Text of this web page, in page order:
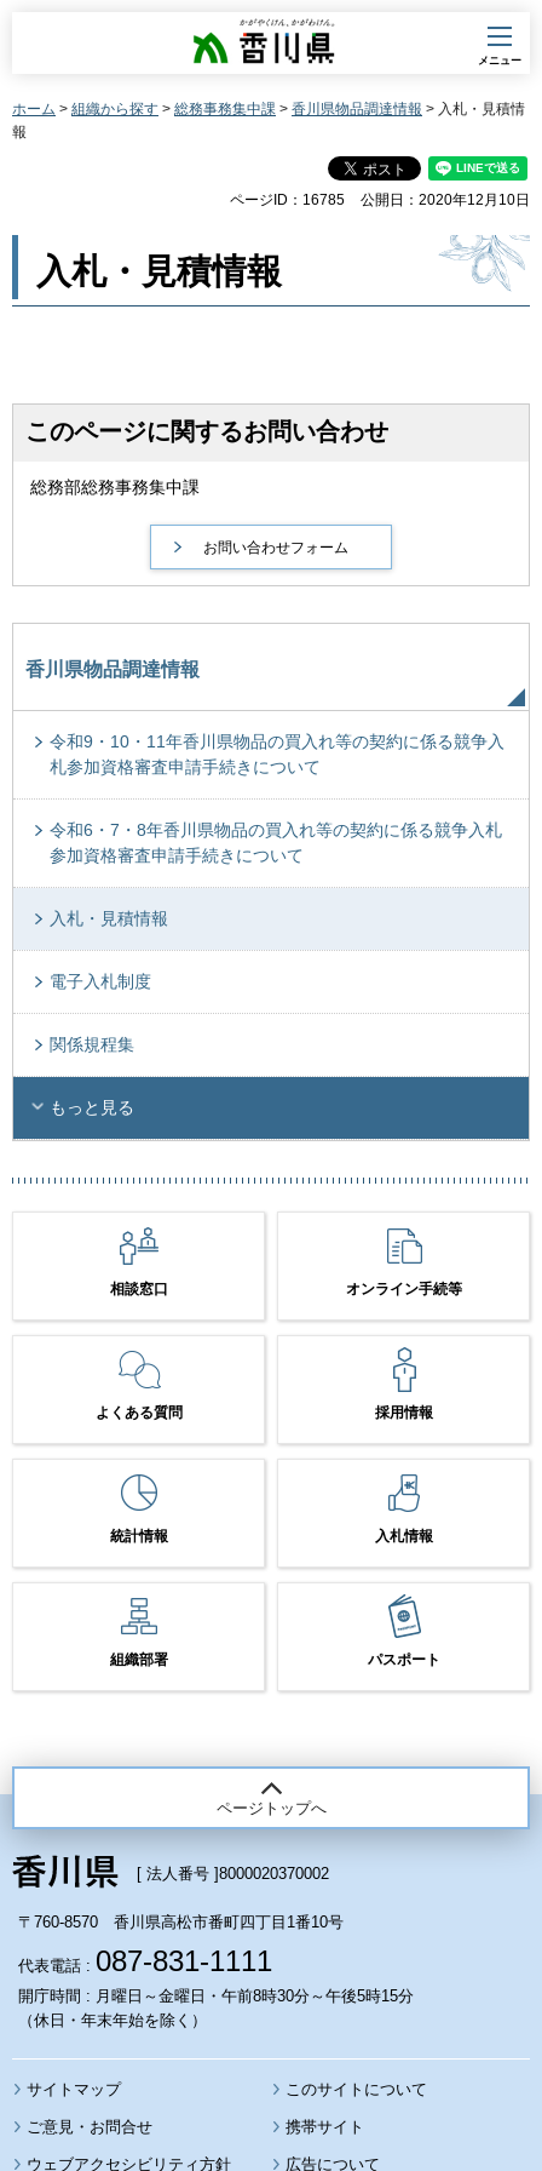
香川県
メニュー
ホーム > 組織から探す > 総務事務集中課 > 香川県物品調達情報 > 入札・見積情
報
ページID：16785 公開日：2020年12月10日
入札・見積情報
このページに関するお問い合わせ
総務部総務事務集中課
香川県物品調達情報
令和9・10・11年香川県物品の買入れ等の契約に係る競争入
札参加資格審査申請手続きについて
令和6・7・8年香川県物品の買入れ等の契約に係る競争入札
参加資格審査申請手続きについて
入札・見積情報
電子入札制度
関係規程集
もっと見る
相談窓口 オンライン手続等
よくある質問 採用情報
統計情報 入札情報
組織部署 パスポート
ページトップへ
[ 法人番号 ]8000020370002
〒760-8570 香川県高松市番町四丁目1番10号
代表電話 : 087-831-1111
開庁時間 : 月曜日～金曜日・午前8時30分～午後5時15分
（休日・年末年始を除く）
サイトマップ このサイトについて
携帯サイト
ウェブアクセシビリティ方針 広告について